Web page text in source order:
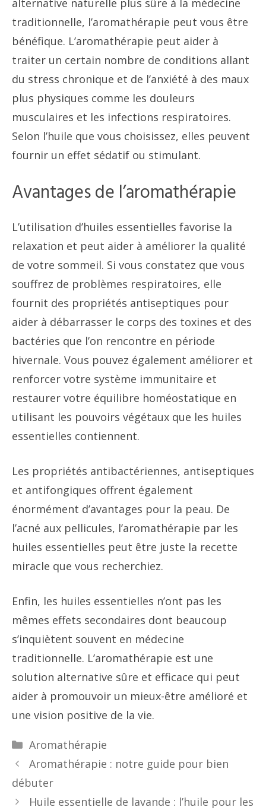
alternative naturelle plus sûre à la médecine
traditionnelle, l’aromathérapie peut vous être
bénéfique. L’aromathérapie peut aider à
traiter un certain nombre de conditions allant
du stress chronique et de l’anxiété à des maux
plus physiques comme les douleurs
musculaires et les infections respiratoires.
Selon l’huile que vous choisissez, elles peuvent
fournir un effet sédatif ou stimulant.
Avantages de l’aromathérapie
L’utilisation d’huiles essentielles favorise la
relaxation et peut aider à améliorer la qualité
de votre sommeil. Si vous constatez que vous
souffrez de problèmes respiratoires, elle
fournit des propriétés antiseptiques pour
aider à débarrasser le corps des toxines et des
bactéries que l’on rencontre en période
hivernale. Vous pouvez également améliorer et
renforcer votre système immunitaire et
restaurer votre équilibre homéostatique en
utilisant les pouvoirs végétaux que les huiles
essentielles contiennent.
Les propriétés antibactériennes, antiseptiques
et antifongiques offrent également
énormément d’avantages pour la peau. De
l’acné aux pellicules, l’aromathérapie par les
huiles essentielles peut être juste la recette
miracle que vous recherchiez.
Enfin, les huiles essentielles n’ont pas les
mêmes effets secondaires dont beaucoup
s’inquiètent souvent en médecine
traditionnelle. L’aromathérapie est une
solution alternative sûre et efficace qui peut
aider à promouvoir un mieux-être amélioré et
une vision positive de la vie.
Catégories
Aromathérapie
Aromathérapie : notre guide pour bien
débuter
Huile essentielle de lavande : l’huile pour les